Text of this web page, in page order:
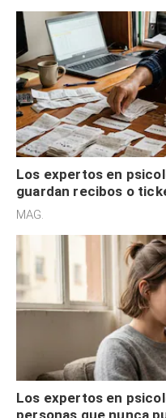
Los expertos en
guardan recibos o
son acumuladores,
MAG.
Los expertos en
personas que nunca